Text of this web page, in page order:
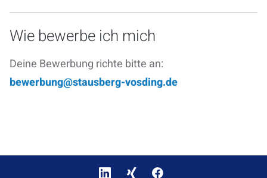
Wie bewerbe ich mich
Deine Bewerbung richte bitte an:
bewerbung@stausberg-vosding.de